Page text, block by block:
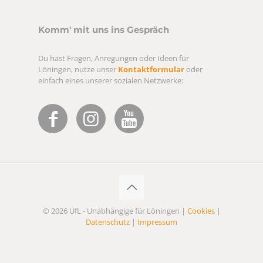
Komm' mit uns ins Gespräch
Du hast Fragen, Anregungen oder Ideen für
Löningen, nutze unser Kontaktformular oder
einfach eines unserer sozialen Netzwerke:
© 2026 UfL - Unabhängige für Löningen | Cookies|
Datenschutz | Impressum